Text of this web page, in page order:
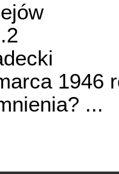
1946
...